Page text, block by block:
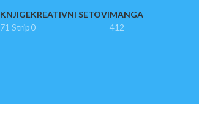
KNJIGE
71 Strip
KREATIVNI SETOVI
0
MANGA
412